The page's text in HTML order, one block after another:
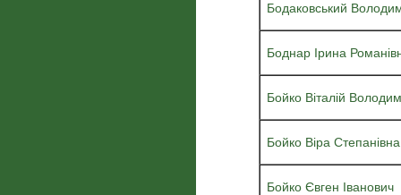
Бодаковський
Боднар Ірина
Бойко Віталій
Бойко Віра Степанівна
Бойко Євген Іванович